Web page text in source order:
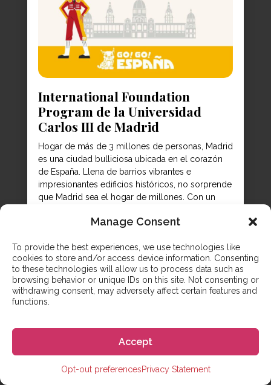
Manage Consent
To provide the best experiences, we use technologies like
cookies to store and/or access device information. Consenting
to these technologies will allow us to process data such as
browsing behavior or unique IDs on this site. Not consenting or
withdrawing consent, may adversely affect certain features and
functions.
Accept
Opt-out preferencesPrivacy Statement
International Foundation
Program de la Universidad
Carlos III de Madrid
Hogar de más de 3 millones de personas, Madrid
es una ciudad bulliciosa ubicada en el corazón
de España. Llena de barrios vibrantes e
impresionantes edificios históricos, no sorprende
que Madrid sea el hogar de millones. Con un
actividades culturales, Madrid es sin duda un